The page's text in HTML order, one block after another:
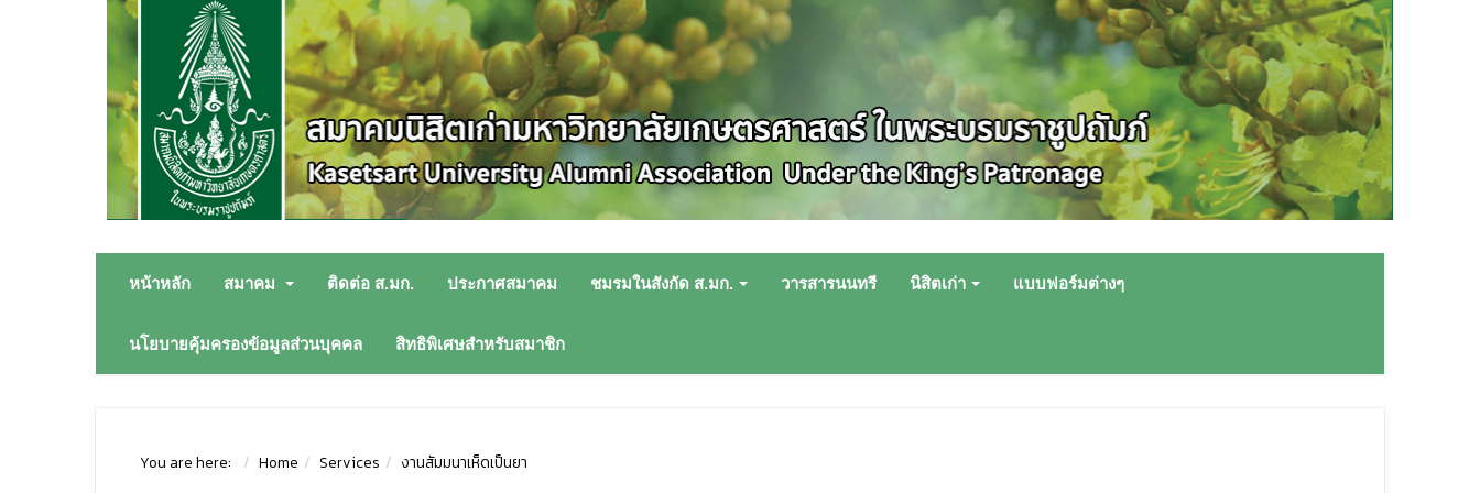
หน้าหลัก สมาคม ติดต่อ ส.มก. ประกาศสมาคม ชมรมในสังกัด ส.มก. วารสารนนทรี นิสิตเก่า แบบฟอร์มต่างๆ
นโยบายคุ้มครองข้อมูลส่วนบุคคล สิทธิพิเศษสำหรับสมาชิก
You are here: Home Services งานสัมมนาเห็ดเป็นยา